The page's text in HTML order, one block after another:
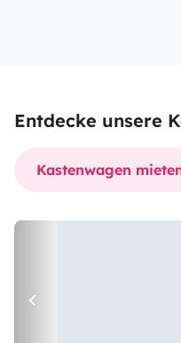
Entdecke unsere
Kastenwagen